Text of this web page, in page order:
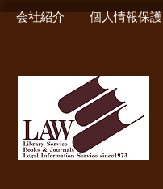
会社紹介 個人情報保護